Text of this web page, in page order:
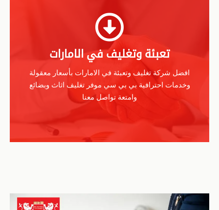
تعبئة وتغليف في الامارات
افضل شركة تغليف وتعبئة في الامارات بأسعار معقولة
وخدمات احترافية بي بي سي موفر تغليف اثاث وبضائع
وامتعة تواصل معنا